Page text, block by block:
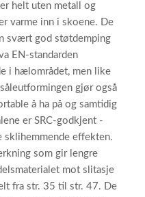
helt uten metall og
varme inn i skoene. De
svært god støtdemping
EN-standarden
i hælområdet, men like
gjør også
å ha på og samtidig
er SRC-godkjent -
sklihemmende effekten.
som gir lengre
mot slitasje
fra str. 35 til str. 47. De